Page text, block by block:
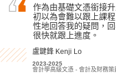
你可能是帶着淚水進
以帶着微笑。也許你
想中的，但希望你在
課程。
孫慧淇 Sun Wai Ki
2021-2023
應用社會科學副學士(傳理、公關
作為由基礎文憑銜接
初以為會難以跟上課
性地回答我的疑問，
很快就跟上進度。
盧鍵鋒 Kenji Lo
2023-2025
會計學高級文憑 - 會計及財務策
知識和努力不會背叛
黃寶玟 Wong Po Man
2022-2024
2024